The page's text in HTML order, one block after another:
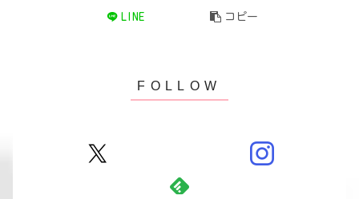
LINE コピー